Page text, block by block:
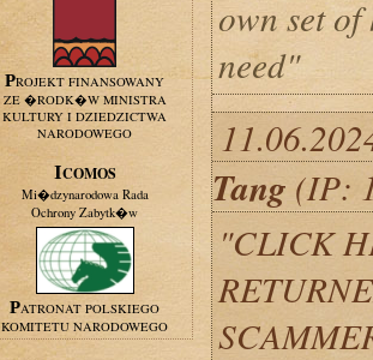
PROJEKT FINANSOWANY
ZE �RODK�W MINISTRA
KULTURY I DZIEDZICTWA
NARODOWEGO
ICOMOS
Mi�dzynarodowa Rada
Ochrony Zabytk�w
PATRONAT POLSKIEGO
KOMITETU NARODOWEGO
own set
need"
Tang (IP:
"CLICK